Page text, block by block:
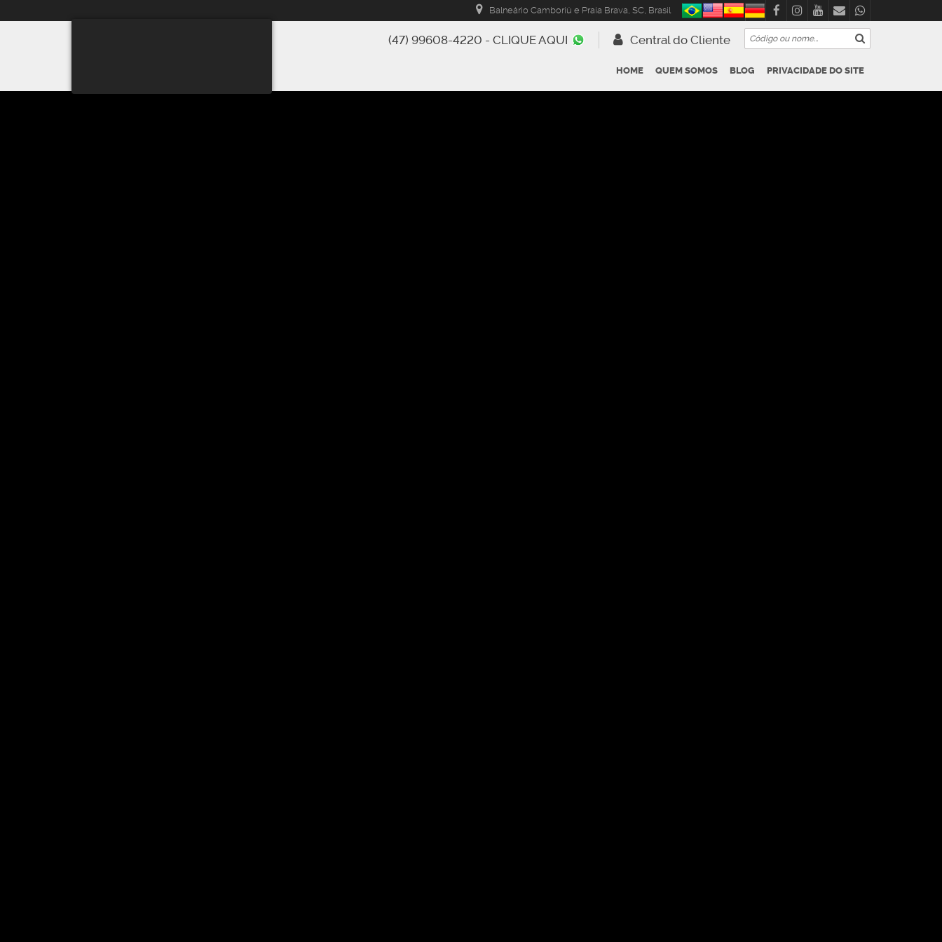
Balneário Camboriú e Praia Brava, SC, Brasil
Central do Cliente
(47) 99608-4220 - CLIQUE AQUI
PRIVACIDADE DO SITE
BLOG
QUEM SOMOS
HOME